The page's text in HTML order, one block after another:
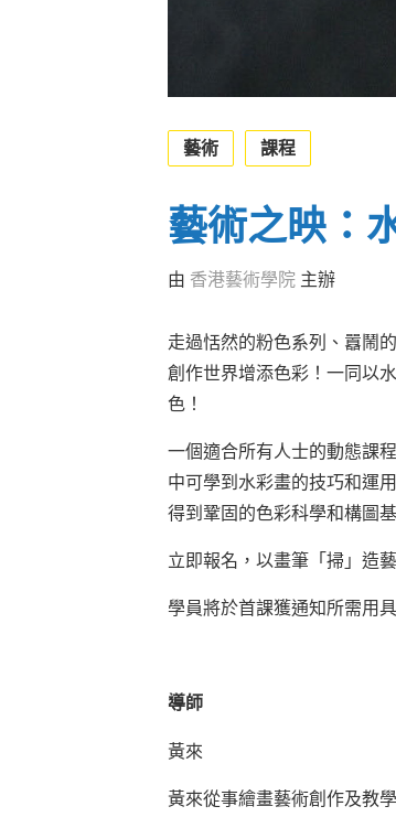
藝術 課程
藝術之映：
由 香港藝術學院 主辦
走過恬然的粉色系列、囂鬧
創作世界增添色彩！一同以
色！
一個適合所有人士的動態課
中可學到水彩畫的技巧和運
得到鞏固的色彩科學和構圖
立即報名，以畫筆「掃」造
學員將於首課獲通知所需用
導師
黃來
黃來從事繪畫藝術創作及教